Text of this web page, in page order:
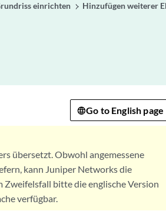
einrichten Hinzufügen weiterer
Go to English page
übersetzt. Obwohl angemessene
kann Juniper Networks die
Zweifelsfall bitte die englische Version
verfügbar.